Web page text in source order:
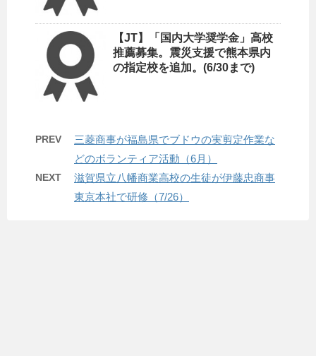
【JT】「国内大学奨学金」高校
推薦募集。震災支援で熊本県内
の指定校を追加。(6/30まで)
PREV
三菱商事が福島県でブドウの実剪定作業な
どのボランティア活動（6月）
NEXT
滋賀県立八幡商業高校の生徒が伊藤忠商事
東京本社で研修（7/26）